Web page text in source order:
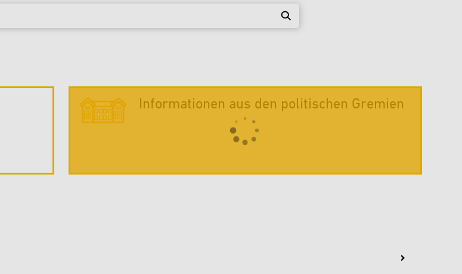
Informationen aus den politischen Gremien